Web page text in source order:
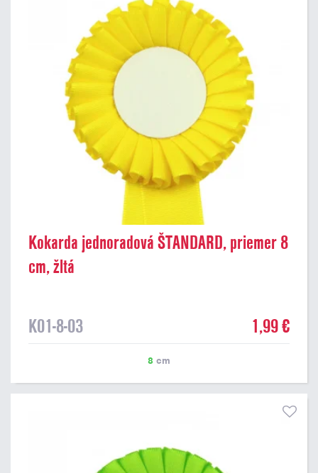
Kokarda jednoradová ŠTANDARD, priemer 8
cm, žltá
K01-8-03 1,99 €
8 cm